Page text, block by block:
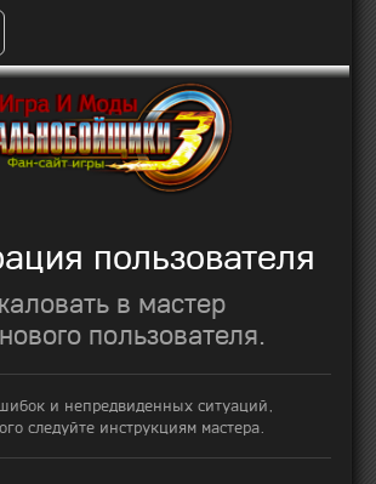
пользователя
в мастер
пользователя.
и непредвиденных ситуаций,
следуйте инструкциям мастера.